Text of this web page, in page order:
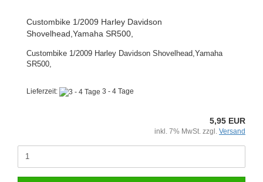
Custombike 1/2009 Harley Davidson
Shovelhead,Yamaha SR500,
Custombike 1/2009 Harley Davidson Shovelhead,Yamaha
SR500,
Lieferzeit: 3 - 4 Tage
5,95 EUR
inkl. 7% MwSt. zzgl. Versand